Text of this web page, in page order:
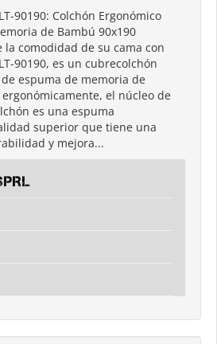
90190: Colchón Ergonómico
de Bambú 90x190
la comodidad de su cama con
90190, es un cubrecolchón
espuma de memoria de
el núcleo de
es una espuma
superior que tiene una
y mejora...